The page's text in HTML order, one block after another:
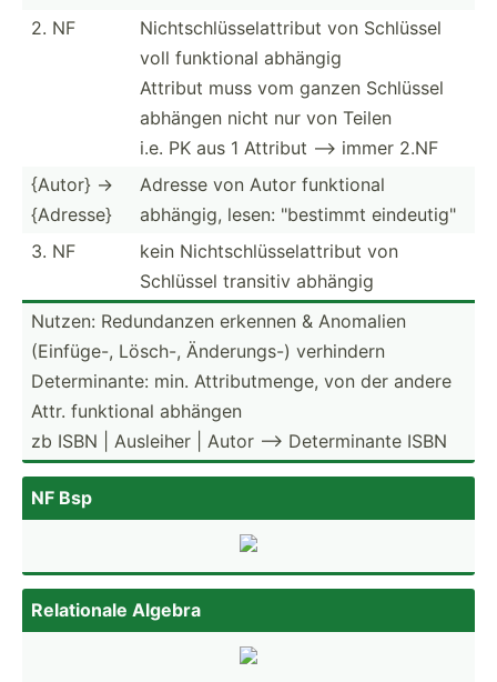
2. NF
Nichts­chl­üss­ela­ttribut von Schlüssel
voll funktional abhängig
Attribut muss vom ganzen Schlüssel
abhängen nicht nur von Teilen
i.e. PK aus 1 Attribut --> immer 2.NF
{Autor} ->
{Adresse}
Adresse von Autor funktional
abhängig, lesen: "­bes­timmt eindeu­tig­"
3. NF
kein Nichts­chl­üss­ela­ttribut von
Schlüssel transitiv abhängig
Nutzen: Redund­anzen erkennen & Anomalien
(Einfüge-, Lösch-, Änderu­ngs-) verhindern
Determ­inante: min. Attrib­utm­enge, von der andere
Attr. funktional abhängen
zb ISBN | Ausleiher | Autor --> Determ­inante ISBN
NF Bsp
Relati­onale Algebra